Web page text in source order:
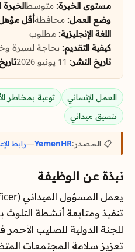
مستوى الخبرة: متوسطالخبرة
وضع العمل: محافظةأقل
اللغة الإنجليزية: مطلوب
كيفية التقديم: بحاجة لسيرة
تاريخ النشر:
العمل الإنساني توعية بمخاطر
تنسيق ميداني
📋 المصدر:YemenHR
—رابط
نبذة عن الوظيفة
تنفيذ ومتابعة أنشطة التلوث
للجنة الدولية للصليب
تعزيز سلامة المجتمعات